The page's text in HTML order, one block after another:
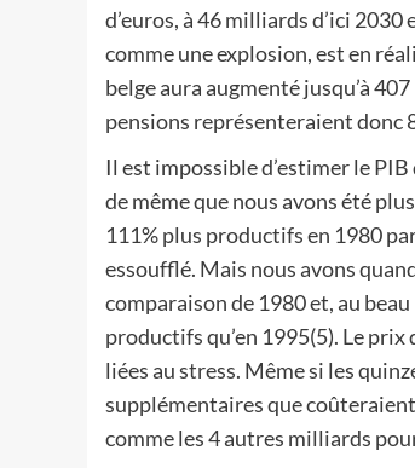
d’euros, à 46 milliards d’ici
comme une explosion, est en
belge aura augmenté jusqu’à
pensions représenteraient donc
Il est impossible d’estimer le
de même que nous avons été
111% plus productifs en 1980
essoufflé. Mais nous avons
comparaison de 1980 et, au
productifs qu’en 1995(5). Le
liées au stress. Même si les
supplémentaires que
comme les 4 autres milliards